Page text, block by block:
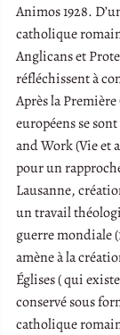
Animos 1928.
catholique
Anglicans et
réfléchissent à
Après la
européens se
and Work (Vie et
pour un
Lausanne,
un travail
guerre mondiale
amène à la
Églises ( qui
conservé sous
catholique